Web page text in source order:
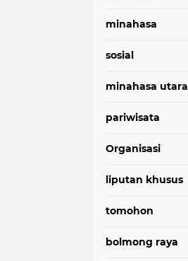
minahasa
sosial
minahasa utara
pariwisata
Organisasi
liputan khusus
tomohon
bolmong raya